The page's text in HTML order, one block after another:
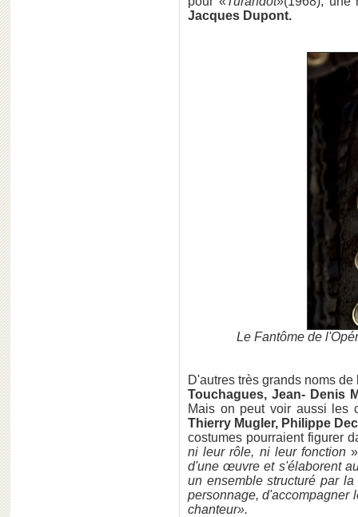
Jacques Dupont.
Le Fantôme de
D'autres très grands noms
Touchagues, Jean- Denis
Mais on peut voir aussi les
Thierry Mugler, Philippe
costumes pourraient figurer
ni leur rôle, ni leur fonction
d'une œuvre et s'élaborent
un ensemble structuré par
personnage, d'accompagner
chanteur».